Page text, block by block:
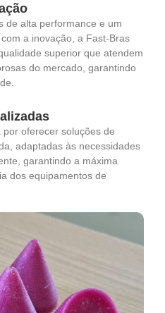
de alta performance e um
a inovação, a Fast-Bras
superior que atendem
do mercado, garantindo
oferecer soluções de
adaptadas às necessidades
garantindo a máxima
dos equipamentos de